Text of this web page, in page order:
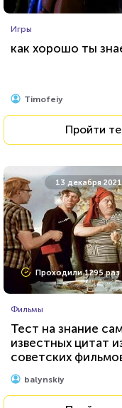
Животные
Тест о редких
Пройти
10 сентября 2021
Проходили 2673
Мультфильмы
Тест: Фиксики
Пройти
Игры
как хорошо ты
Timofeiy
Пройти
13 декабря 2021
Проходили 1295 раз
Фильмы
Тест на знание
известных цитат
советских
balynskiy